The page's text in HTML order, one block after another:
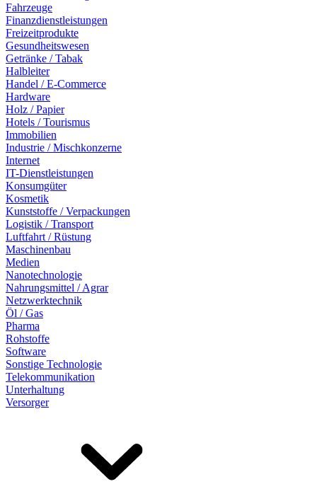
Fahrzeuge
Finanzdienstleistungen
Freizeitprodukte
Gesundheitswesen
Getränke / Tabak
Halbleiter
Handel / E-Commerce
Hardware
Holz / Papier
Hotels / Tourismus
Immobilien
Industrie / Mischkonzerne
Internet
IT-Dienstleistungen
Konsumgüter
Kosmetik
Kunststoffe / Verpackungen
Logistik / Transport
Luftfahrt / Rüstung
Maschinenbau
Medien
Nanotechnologie
Nahrungsmittel / Agrar
Netzwerktechnik
Öl / Gas
Pharma
Rohstoffe
Software
Sonstige Technologie
Telekommunikation
Unterhaltung
Versorger